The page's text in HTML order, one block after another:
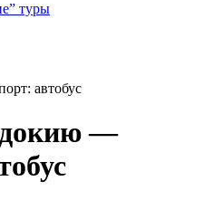
туры
автобус
—